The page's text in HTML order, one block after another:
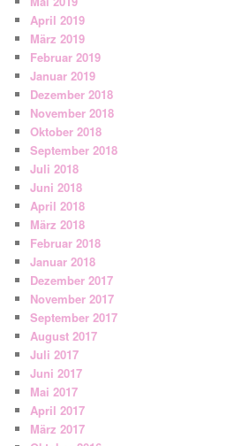
April 2019
März 2019
Februar 2019
Januar 2019
Dezember 2018
November 2018
Oktober 2018
September 2018
Juli 2018
Juni 2018
April 2018
März 2018
Februar 2018
Januar 2018
Dezember 2017
November 2017
September 2017
August 2017
Juli 2017
Juni 2017
Mai 2017
April 2017
März 2017